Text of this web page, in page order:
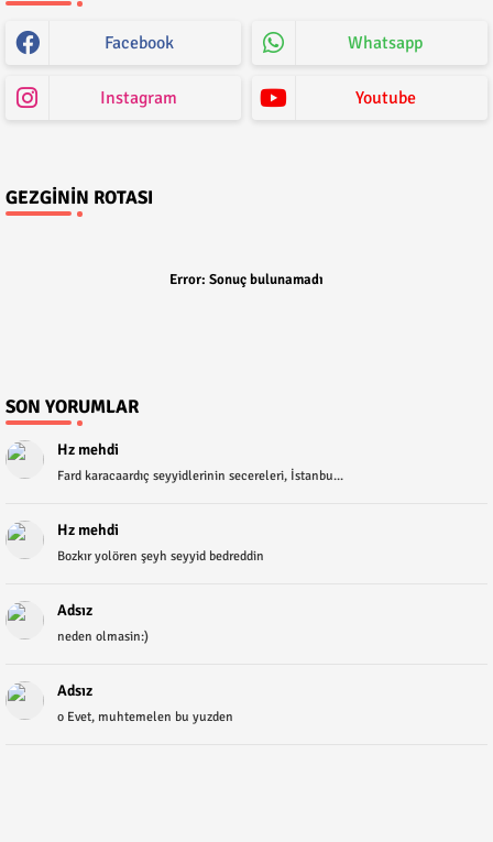
Facebook Whatsapp
Instagram Youtube
GEZGININ ROTASI
Error: Sonuç bulunamadı
SON YORUMLAR
Hz mehdi
Fard karacaardıç seyyidlerinin secereleri, İstanbu...
Hz mehdi
Bozkır yolören şeyh seyyid bedreddin
Adsız
neden olmasin:)
Adsız
o Evet, muhtemelen bu yuzden